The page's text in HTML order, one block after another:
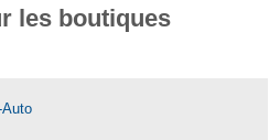
les boutiques